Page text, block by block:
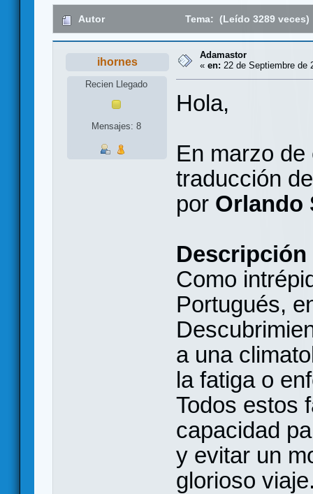
Autor Tema: (Leído 3289 veces)
ihornes
Recien Llegado
Mensajes: 8
Adamastor
« en: 22 de Septiembre de
Hola,
En marzo
traducción
por Orlando
Descripción
Como
Portugués,
a una
la fatiga o
Todos estos
capacidad
y evitar un
glorioso